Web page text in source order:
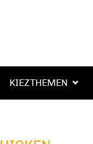
KIEZTHEMEN